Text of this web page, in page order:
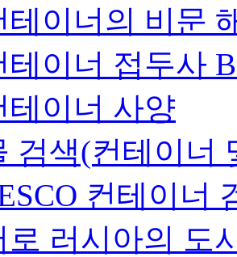
테이너의 비문
테이너 접두사
테이너 사양
검색(컨테이너
컨테이너
로 러시아의 도